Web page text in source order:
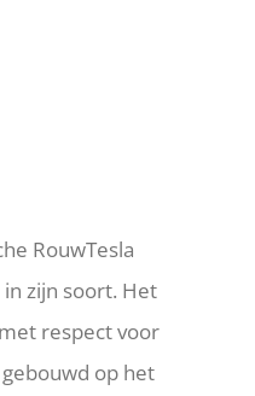
RouwTesla
zijn soort. Het
respect voor
op het